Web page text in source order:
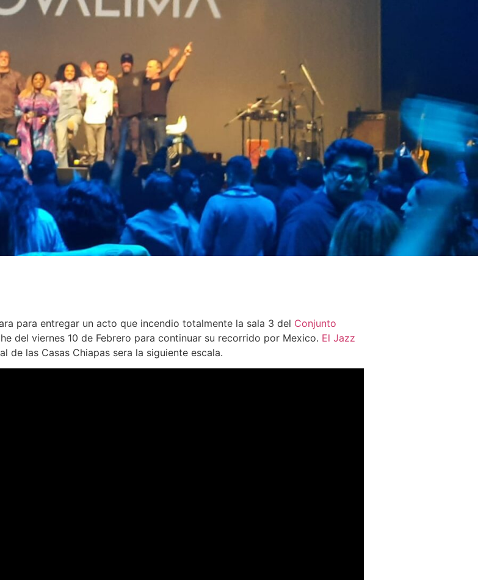
para entregar un acto que incendio totalmente la sala 3 del Conjunto
del viernes 10 de Febrero para continuar su recorrido por Mexico. El Jazz
de las Casas Chiapas sera la siguiente escala.